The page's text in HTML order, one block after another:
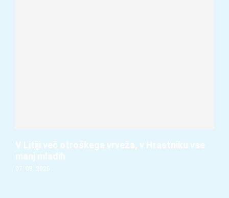
V Litiji več otroškega vrveža, v Hrastniku vse
manj mladih
07. 08. 2026